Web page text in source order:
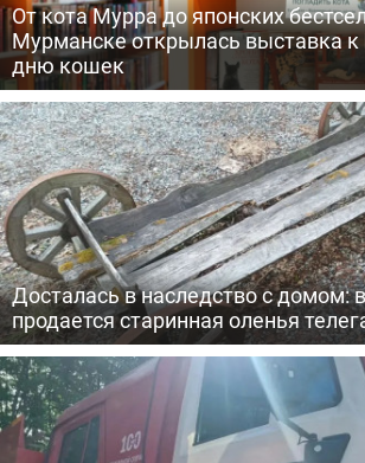
От кота Мурра до японских
Мурманске открылась выставка
дню кошек
Досталась в наследство с
продается старинная оленья